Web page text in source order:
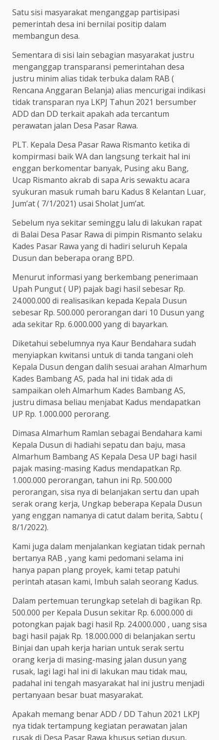
Satu sisi masyarakat menganggap partisipasi
pemerintah desa ini bernilai positip dalam
membangun desa.
Sementara di sisi lain sebagian masyarakat justru
menganggap transparansi pemerintahan desa
justru minim alias tidak terbuka dalam RAB (
Rencana Anggaran Belanja) alias mencurigai indikasi
tidak transparan nya LKPJ Tahun 2021 bersumber
ADD dan DD terkait apakah ada tercantum
perawatan jalan Desa Pasar Rawa.
PLT. Kepala Desa Pasar Rawa Rismanto ketika di
kompirmasi baik WA dan langsung terkait hal ini
enggan berkomentar banyak, Pusing aku Bang,
Ucap Rismanto akrab di sapa Aris sewaktu acara
syukuran masuk rumah baru Kadus 8 Kelantan Luar,
Jum’at ( 7/1/2021) usai Sholat Jum’at.
Sebelum nya sekitar seminggu lalu di lakukan rapat
di Balai Desa Pasar Rawa di pimpin Rismanto selaku
Kades Pasar Rawa yang di hadiri seluruh Kepala
Dusun dan beberapa orang BPD.
Menurut informasi yang berkembang penerimaan
Upah Pungut ( UP) pajak bagi hasil sebesar Rp.
24.000.000 di realisasikan kepada Kepala Dusun
sebesar Rp. 500.000 perorangan dari 10 Dusun yang
ada sekitar Rp. 6.000.000 yang di bayarkan.
Diketahui sebelumnya nya Kaur Bendahara sudah
menyiapkan kwitansi untuk di tanda tangani oleh
Kepala Dusun dengan dalih sesuai arahan Almarhum
Kades Bambang AS, pada hal ini tidak ada di
sampaikan oleh Almarhum Kades Bambang AS,
justru dimasa beliau menjabat Kadus mendapatkan
UP Rp. 1.000.000 perorang.
Dimasa Almarhum Ramlan sebagai Bendahara kami
Kepala Dusun di hadiahi sepatu dan baju, masa
Almarhum Bambang AS Kepala Desa UP bagi hasil
pajak masing-masing Kadus mendapatkan Rp.
1.000.000 perorangan, tahun ini Rp. 500.000
perorangan, sisa nya di belanjakan sertu dan upah
serak orang kerja, Ungkap beberapa Kepala Dusun
yang enggan namanya di catut dalam berita, Sabtu (
8/1/2022).
Kami juga dalam menjalankan kegiatan tidak pernah
bertanya RAB , yang kami pedomani selama ini
hanya papan plang proyek, kami tetap patuhi
perintah atasan kami, Imbuh salah seorang Kadus.
Dalam pertemuan terungkap setelah di bagikan Rp.
500.000 per Kepala Dusun sekitar Rp. 6.000.000 di
potongkan pajak bagi hasil Rp. 24.000.000 , uang sisa
bagi hasil pajak Rp. 18.000.000 di belanjakan sertu
Binjai dan upah kerja harian untuk serak sertu
orang kerja di masing-masing jalan dusun yang
rusak, lagi lagi hal ini di lakukan mau tidak mau,
padahal ini tengah masyarakat hal ini justru menjadi
pertanyaan besar buat masyarakat.
Apakah memang benar ADD / DD Tahun 2021 LKPJ
nya tidak tertampung kegiatan perawatan jalan
rusak di Desa Pasar Rawa khusus setiap dusun,